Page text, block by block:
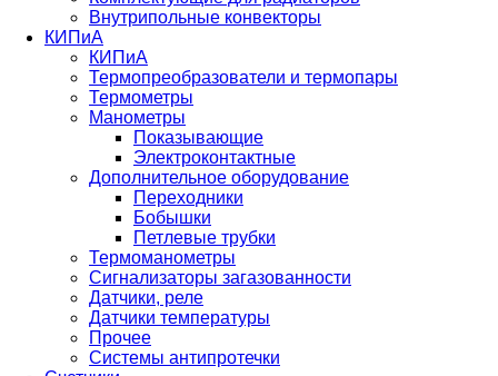
Внутрипольные конвекторы
КИПиА
КИПиА
Термопреобразователи и термопары
Термометры
Манометры
Показывающие
Электроконтактные
Дополнительное оборудование
Переходники
Бобышки
Петлевые трубки
Термоманометры
Сигнализаторы загазованности
Датчики, реле
Датчики температуры
Прочее
Системы антипротечки